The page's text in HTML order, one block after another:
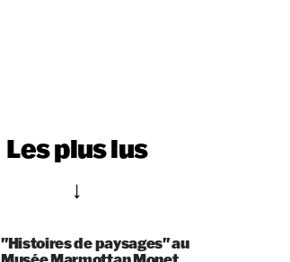
Les plus lus
"Histoires de paysages" au